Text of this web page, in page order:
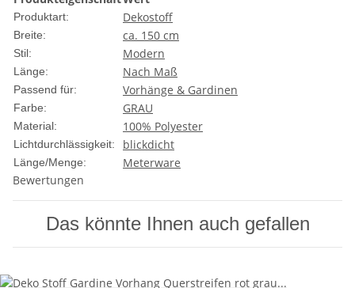
Produktart: Dekostoff
Breite: ca. 150 cm
Stil: Modern
Länge: Nach Maß
Passend für: Vorhänge & Gardinen
Farbe: GRAU
Material: 100% Polyester
Lichtdurchlässigkeit: blickdicht
Länge/Menge:
Meterware
Bewertungen
Das könnte Ihnen auch gefallen